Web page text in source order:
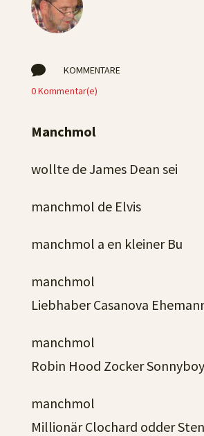

KOMMENTARE
0 Kommentar(e)
Manchmol
wollte de James Dean sei
manchmol de Elvis
manchmol a en kleiner Bu
manchmol
Liebhaber Casanova
manchmol
Robin Hood Zocker Sonnyboy
manchmol
Millionär Clochard odder